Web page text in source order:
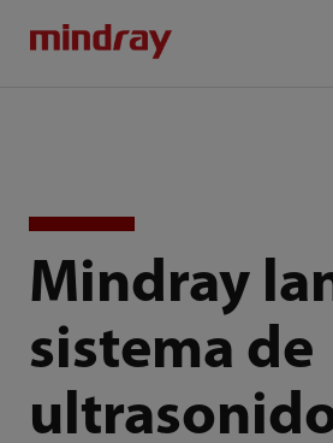
Mindray
sistema de